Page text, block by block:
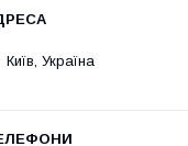
Київ, Україна